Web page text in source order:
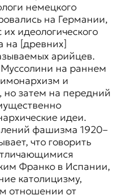
немецкого
на Германии,
идеологического
на [древних]
арийцев.
на раннем
и
но затем на передний
идеи.
фашизма 1920–
что говорить
Франко в Испании,
католицизму,
отношении от